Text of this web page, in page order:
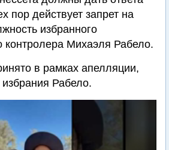
пор действует запрет на
избранного
контролера Михаэля Рабело.
в рамках апелляции,
Рабело.